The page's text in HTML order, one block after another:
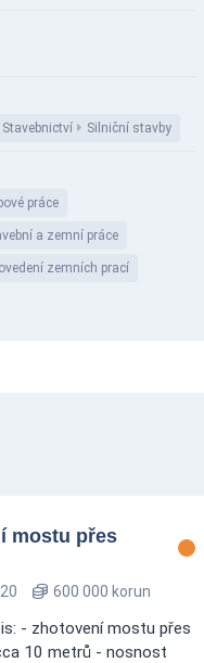
Stavebnictví Silniční stavby
práce
a zemní práce
zemních prací
mostu přes
600 000 korun
- zhotovení mostu přes
10 metrů - nosnost